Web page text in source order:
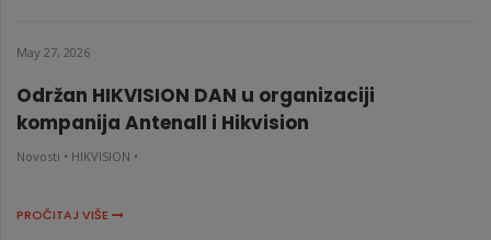
May 27, 2026
Održan HIKVISION DAN u organizaciji
kompanija Antenall i Hikvision
Novosti • HIKVISION •
PROČITAJ VIŠE